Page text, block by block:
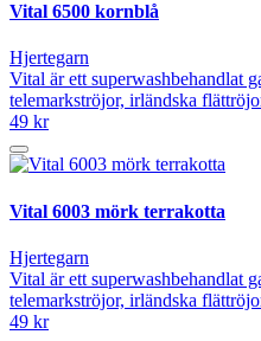
Vital 6500 kornblå
Hjertegarn
Vital är ett superwashbehandlat
telemarkströjor, irländska
49 kr
Vital 6003 mörk terrakotta
Hjertegarn
Vital är ett superwashbehandlat
telemarkströjor, irländska
49 kr